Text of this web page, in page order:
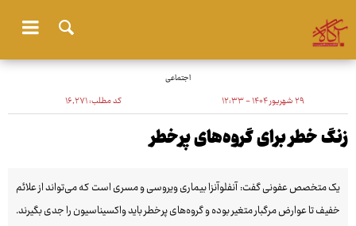
اجتماعی
۲۹ شهریور ۱۴۰۴ - ۱۲:۳۳ کد مطلب:۱۶٬۲۷۱
زنگ خطر برای گروه‌های پرخطر
یک متخصص عفونی گفت: آنفلوآنزا بیماری ویروسی و مسری است که می‌تواند از علائم
خفیف تا عوارض مرگبار متغیر بوده و گروه‌های پرخطر باید واکسیناسیون را جدی بگیرند.